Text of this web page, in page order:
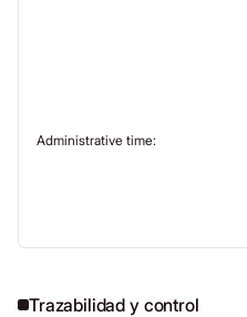
Administrative time:
Trazabilidad y control